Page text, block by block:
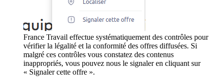
France Travail effectue systématiquement des contrôles pour
vérifier la légalité et la conformité des offres diffusées. Si
malgré ces contrôles vous constatez des contenus
inappropriés, vous pouvez nous le signaler en cliquant sur
« Signaler cette offre ».